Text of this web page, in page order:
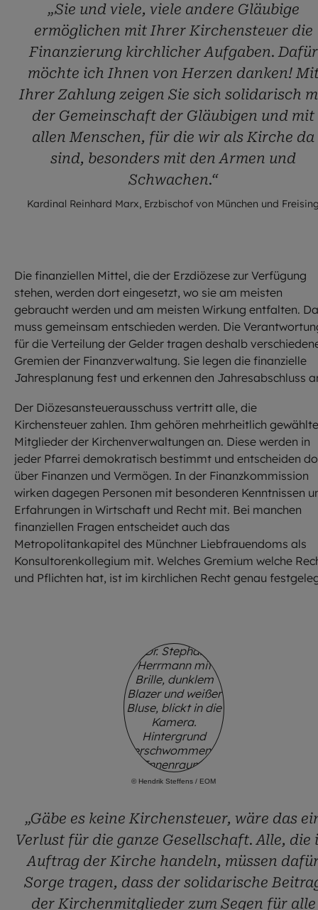
„Sie und viele, viele andere Gläubige
ermöglichen mit Ihrer Kirchensteuer die
Finanzierung kirchlicher Aufgaben. Dafür
möchte ich Ihnen von Herzen danken!
Ihrer Zahlung zeigen Sie sich solidarisch
der Gemeinschaft der Gläubigen und mit
allen Menschen, für die wir als Kirche da
sind, besonders mit den Armen und
Schwachen.“
Kardinal Reinhard Marx, Erzbischof von München und
Die finanziellen Mittel, die der Erzdiözese zur Verfügung
stehen, werden dort eingesetzt, wo sie am meisten
gebraucht werden und am meisten Wirkung entfalten.
muss gemeinsam entschieden werden. Die
für die Verteilung der Gelder tragen deshalb
Gremien der Finanzverwaltung. Sie legen die finanzielle
Jahresplanung fest und erkennen den Jahresabschluss
Der Diözesansteuerausschuss vertritt alle, die
Kirchensteuer zahlen. Ihm gehören mehrheitlich gewählte
Mitglieder der Kirchenverwaltungen an. Diese werden in
jeder Pfarrei demokratisch bestimmt und entscheiden
über Finanzen und Vermögen. In der Finanzkommission
wirken dagegen Personen mit besonderen Kenntnissen
Erfahrungen in Wirtschaft und Recht mit. Bei manchen
finanziellen Fragen entscheidet auch das
Metropolitankapitel des Münchner Liebfrauendoms als
Konsultorenkollegium mit. Welches Gremium welche
und Pflichten hat, ist im kirchlichen Recht genau
© Hendrik Steffens / EOM
„Gäbe es keine Kirchensteuer, wäre das
Verlust für die ganze Gesellschaft. Alle, die
Auftrag der Kirche handeln, müssen
Sorge tragen, dass der solidarische
der Kirchenmitglieder zum Segen für alle